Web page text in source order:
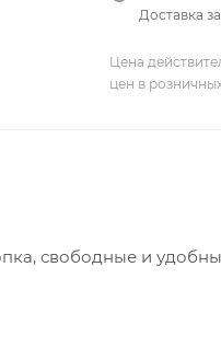
Доставка
Цена
цен в
свободные и